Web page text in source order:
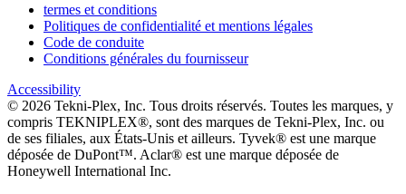
termes et conditions
Politiques de confidentialité et mentions légales
Code de conduite
Conditions générales du fournisseur
Accessibility
© 2026 Tekni-Plex, Inc. Tous droits réservés. Toutes les marques, y
compris TEKNIPLEX®, sont des marques de Tekni-Plex, Inc. ou
de ses filiales, aux États-Unis et ailleurs. Tyvek® est une marque
déposée de DuPont™. Aclar® est une marque déposée de
Honeywell International Inc.